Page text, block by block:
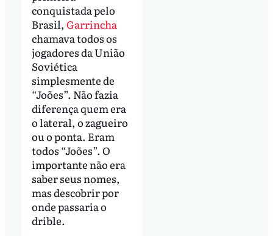
conquistada pelo
Brasil, Garrincha
chamava todos os
jogadores da União
Soviética
simplesmente de
“Joões”. Não fazia
diferença quem era
o lateral, o zagueiro
ou o ponta. Eram
todos “Joões”. O
importante não era
saber seus nomes,
mas descobrir por
onde passaria o
drible.